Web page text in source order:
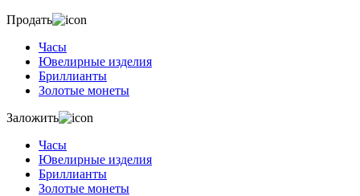
Продать
Часы
Ювелирные изделия
Бриллианты
Золотые монеты
Заложить
Часы
Ювелирные изделия
Бриллианты
Золотые монеты